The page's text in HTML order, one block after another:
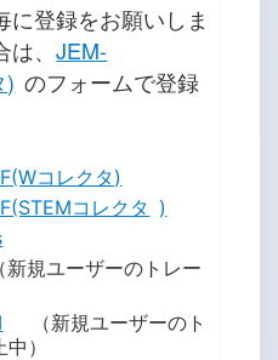
登録をお願いしま
は、JEM-
) のフォームで登録
コレクタ)
コレクタ )
規ユーザーのトレー
（新規ユーザーのト
）